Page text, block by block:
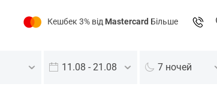
Кешбек 3% від Mastercard Більше
11.08 - 21.08 7 ночей